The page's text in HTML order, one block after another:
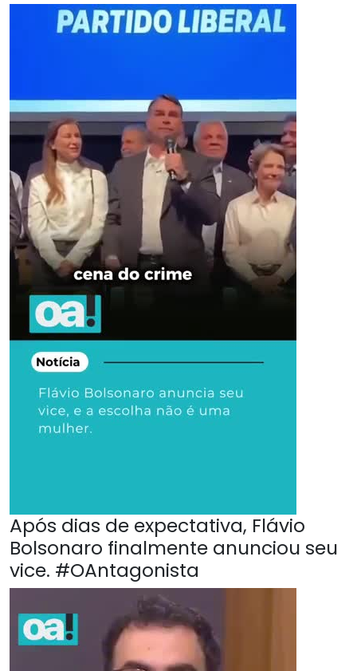
Após dias de expectativa, Flávio
Bolsonaro finalmente anunciou seu
vice. #OAntagonista